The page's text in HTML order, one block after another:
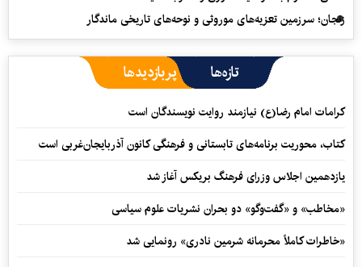
زنجان؛ سرزمین تعزیه‌های موروثی و نوحه‌های تاریخی ماندگار
تازه‌ها پربازدیدها
کرامات امام رضا(ع) نیازمند روایت نویسندگان است
کتاب، محوریت برنامه‌های تابستانی و فرهنگی کانون آذربایجان‌غربی است
یازدهمین اجلاس وزرای فرهنگ بریکس آغاز شد
«مخاطب» و «گفت‌وگو» دو بحران نشریات علوم سیاسی
«خاطرات کاملاً محرمانه شرمین نادری» رونمایی شد